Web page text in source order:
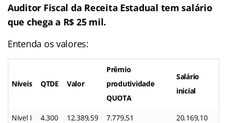
Auditor Fiscal da Receita Estadual tem salário
que chega a R$ 25 mil.
Entenda os valores:
Níveis QTDE Valor
Prêmio
produtividade
QUOTA
Salário
inicial
Nível I 4.300 12.389,59 7.779,51 20.169,10